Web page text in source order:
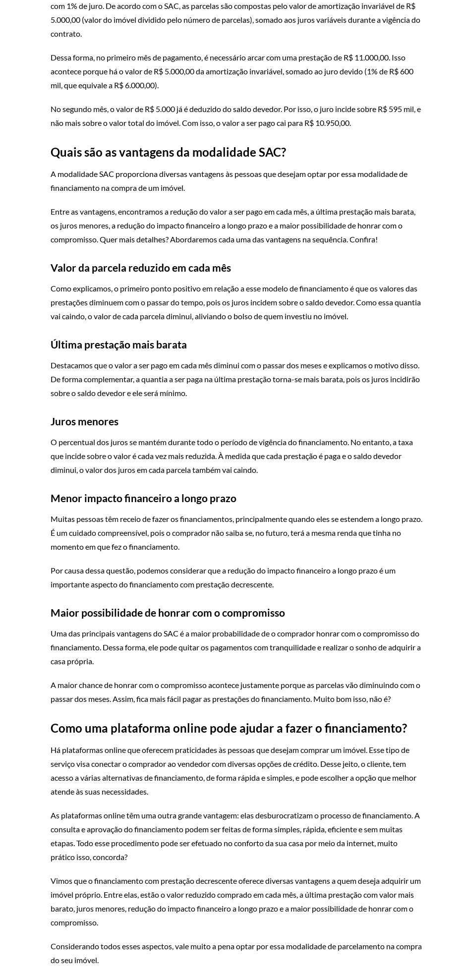
com 1% de juro. De acordo com o SAC, as parcelas são compostas pelo valor de amortização invariável de R$
5.000,00 (valor do imóvel dividido pelo número de parcelas), somado aos juros variáveis durante a vigência do
contrato.
Dessa forma, no primeiro mês de pagamento, é necessário arcar com uma prestação de R$ 11.000,00. Isso
acontece porque há o valor de R$ 5.000,00 da amortização invariável, somado ao juro devido (1% de R$ 600
mil, que equivale a R$ 6.000,00).
No segundo mês, o valor de R$ 5.000 já é deduzido do saldo devedor. Por isso, o juro incide sobre R$ 595 mil, e
não mais sobre o valor total do imóvel. Com isso, o valor a ser pago cai para R$ 10.950,00.
Quais são as vantagens da modalidade SAC?
A modalidade SAC proporciona diversas vantagens às pessoas que desejam optar por essa modalidade de
financiamento na compra de um imóvel.
Entre as vantagens, encontramos a redução do valor a ser pago em cada mês, a última prestação mais barata,
os juros menores, a redução do impacto financeiro a longo prazo e a maior possibilidade de honrar com o
compromisso. Quer mais detalhes? Abordaremos cada uma das vantagens na sequência. Confira!
Valor da parcela reduzido em cada mês
Como explicamos, o primeiro ponto positivo em relação a esse modelo de financiamento é que os valores das
prestações diminuem com o passar do tempo, pois os juros incidem sobre o saldo devedor. Como essa quantia
vai caindo, o valor de cada parcela diminui, aliviando o bolso de quem investiu no imóvel.
Última prestação mais barata
Destacamos que o valor a ser pago em cada mês diminui com o passar dos meses e explicamos o motivo disso.
De forma complementar, a quantia a ser paga na última prestação torna-se mais barata, pois os juros incidirão
sobre o saldo devedor e ele será mínimo.
Juros menores
O percentual dos juros se mantém durante todo o período de vigência do financiamento. No entanto, a taxa
que incide sobre o valor é cada vez mais reduzida. À medida que cada prestação é paga e o saldo devedor
diminui, o valor dos juros em cada parcela também vai caindo.
Menor impacto financeiro a longo prazo
Muitas pessoas têm receio de fazer os financiamentos, principalmente quando eles se estendem a longo prazo.
É um cuidado compreensível, pois o comprador não saiba se, no futuro, terá a mesma renda que tinha no
momento em que fez o financiamento.
Por causa dessa questão, podemos considerar que a redução do impacto financeiro a longo prazo é um
importante aspecto do financiamento com prestação decrescente.
Maior possibilidade de honrar com o compromisso
Uma das principais vantagens do SAC é a maior probabilidade de o comprador honrar com o compromisso do
financiamento. Dessa forma, ele pode quitar os pagamentos com tranquilidade e realizar o sonho de adquirir a
casa própria.
A maior chance de honrar com o compromisso acontece justamente porque as parcelas vão diminuindo com o
passar dos meses. Assim, fica mais fácil pagar as prestações do financiamento. Muito bom isso, não é?
Como uma plataforma online pode ajudar a fazer o financiamento?
Há plataformas online que oferecem praticidades às pessoas que desejam comprar um imóvel. Esse tipo de
serviço visa conectar o comprador ao vendedor com diversas opções de crédito. Desse jeito, o cliente, tem
acesso a várias alternativas de financiamento, de forma rápida e simples, e pode escolher a opção que melhor
atende às suas necessidades.
As plataformas online têm uma outra grande vantagem: elas desburocratizam o processo de financiamento. A
consulta e aprovação do financiamento podem ser feitas de forma simples, rápida, eficiente e sem muitas
etapas. Todo esse procedimento pode ser efetuado no conforto da sua casa por meio da internet, muito
prático isso, concorda?
Vimos que o financiamento com prestação decrescente oferece diversas vantagens a quem deseja adquirir um
imóvel próprio. Entre elas, estão o valor reduzido comprado em cada mês, a última prestação com valor mais
barato, juros menores, redução do impacto financeiro a longo prazo e a maior possibilidade de honrar com o
compromisso.
Considerando todos esses aspectos, vale muito a pena optar por essa modalidade de parcelamento na compra
do seu imóvel.